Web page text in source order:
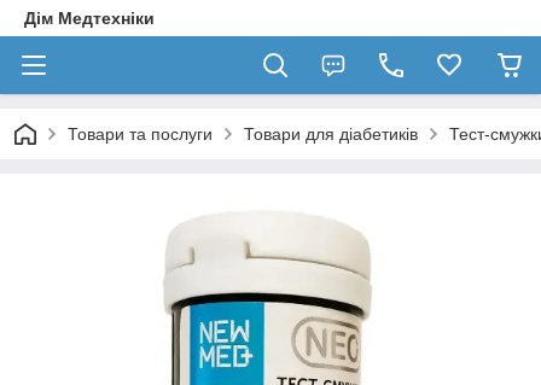
Дім Медтехніки
Товари та послуги Товари для діабетиків Тест-